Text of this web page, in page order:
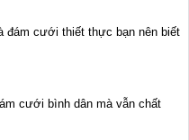
đám cưới thiết thực bạn nên biết
cưới bình dân mà vẫn chất